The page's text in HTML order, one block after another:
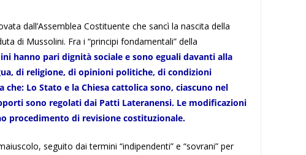
dall’Assemblea Costituente che sancì la nascita della
di Mussolini. Fra i “principi fondamentali” della
hanno pari dignità sociale e sono eguali davanti alla
di religione, di opinioni politiche, di condizioni
che: Lo Stato e la Chiesa cattolica sono, ciascuno nel
sono regolati dai Patti Lateranensi. Le modificazioni
procedimento di revisione costituzionale.
seguito dai termini “indipendenti” e “sovrani” per